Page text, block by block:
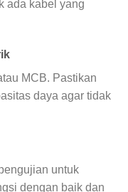
ada kabel yang
MCB. Pastikan
daya agar tidak
untuk
dengan baik dan